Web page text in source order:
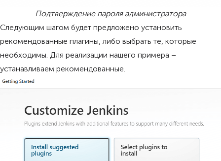
Подтверждение пароля администратора
Следующим шагом будет предложено установить
рекомендованные плагины, либо выбрать те, которые
необходимы. Для реализации нашего примера –
устанавливаем рекомендованные.